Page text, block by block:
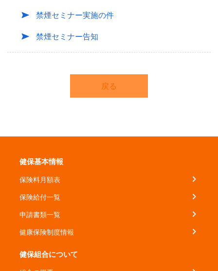
禁煙セミナー実施の件
禁煙セミナー告知
戻る
健保基本情報
保険料月額表
保険給付一覧
申請書類一覧
健康保険制度情報
健保組合について